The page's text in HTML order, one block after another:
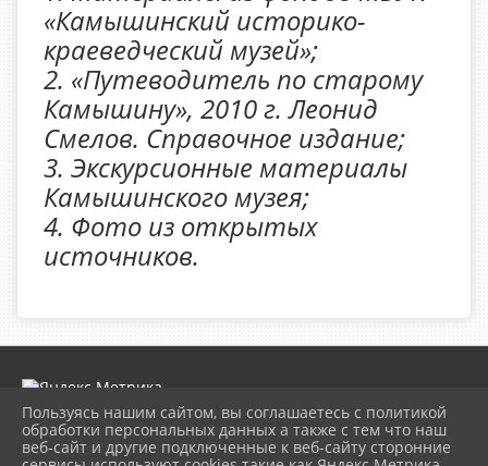
«Камышинский историко-
краеведческий музей»;
2. «Путеводитель по старому
Камышину», 2010 г. Леонид
Смелов. Справочное издание;
3. Экскурсионные материалы
Камышинского музея;
4. Фото из открытых
источников.
2026 г. museumkam.ru
Пользуясь нашим сайтом, вы соглашаетесь с политикой
обработки персональных данных а также с тем что наш
веб-сайт и другие подключенные к веб-сайту сторонние